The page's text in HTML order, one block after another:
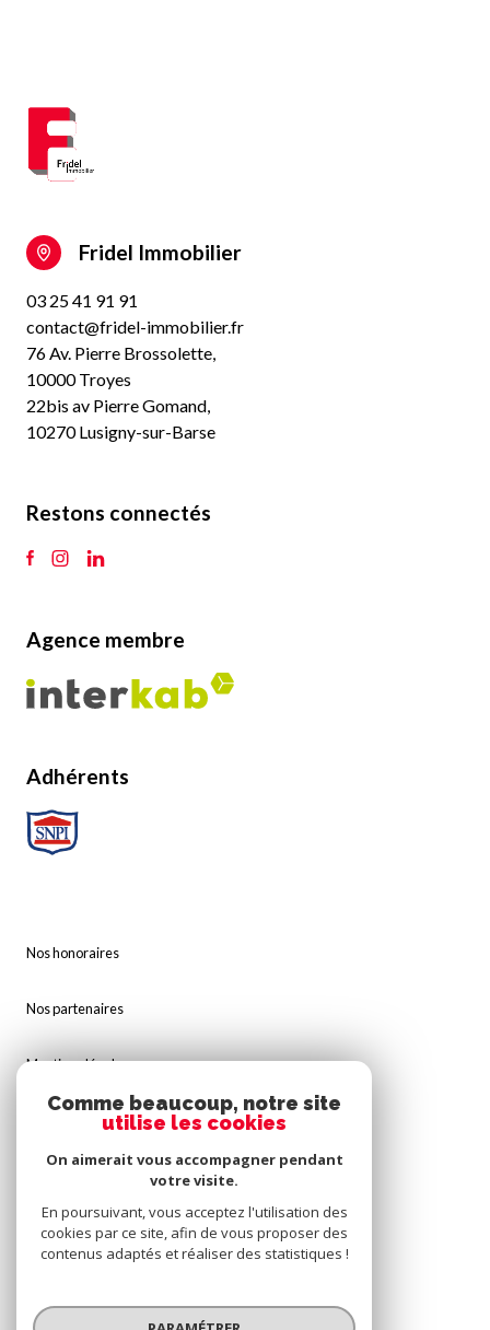
Fridel Immobilier
03 25 41 91 91
contact@fridel-immobilier.fr
76 Av. Pierre Brossolette,
10000 Troyes
22bis av Pierre Gomand,
10270 Lusigny-sur-Barse
Restons connectés
Agence membre
Adhérents
Nos honoraires
Nos partenaires
Mentions légales
Cookies
© 2026 | Tous droits réservés
Comme beaucoup, notre site
utilise les cookies
On aimerait vous accompagner pendant
votre visite.
En poursuivant, vous acceptez l'utilisation des
cookies par ce site, afin de vous proposer des
contenus adaptés et réaliser des statistiques !